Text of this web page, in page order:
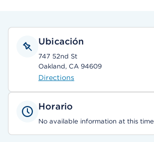
Ubicación
747 52nd St
Oakland, CA 94609
Directions
Horario
No available information at this time